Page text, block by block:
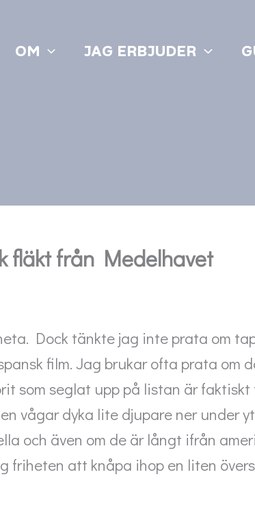
OM JAG ERBJUDER
fläkt från Medelhavet
Dock tänkte jag inte prata om
film. Jag brukar ofta prata om
som seglat upp på listan är
vågar dyka lite djupare ner under
och även om de är långt ifrån
friheten att knåpa ihop en liten